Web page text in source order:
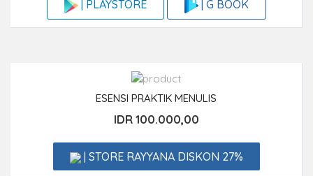
| PLAYSTORE | G BOOK
ESENSI PRAKTIK MENULIS
IDR 100.000,00
| STORE RAYYANA DISKON 27%